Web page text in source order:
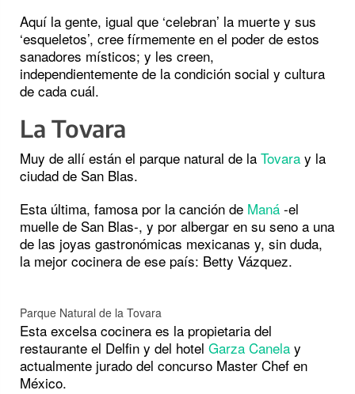
Aquí la gente, igual que ‘celebran’ la muerte y sus
‘esqueletos’, cree fírmemente en el poder de estos
sanadores místicos; y les creen,
independientemente de la condición social y cultura
de cada cuál.
La Tovara
Muy de allí están el parque natural de la Tovara y la
ciudad de San Blas.
Esta última, famosa por la canción de Maná -el
muelle de San Blas-, y por albergar en su seno a una
de las joyas gastronómicas mexicanas y, sin duda,
la mejor cocinera de ese país: Betty Vázquez.
Parque Natural de la Tovara
Esta excelsa cocinera es la propietaria del
restaurante el Delfin y del hotel Garza Canela y
actualmente jurado del concurso Master Chef en
México.